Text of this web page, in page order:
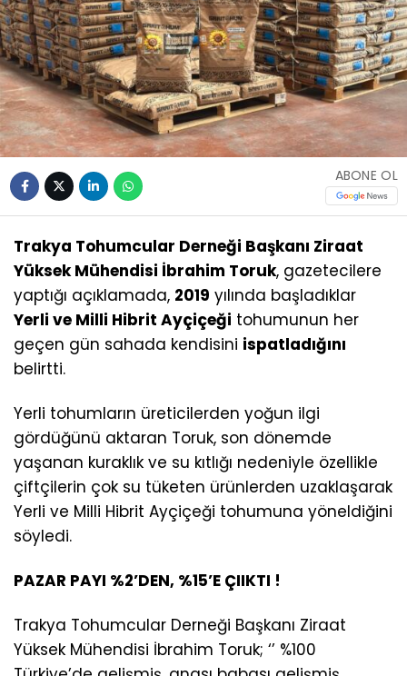
ABONE OL
Trakya Tohumcular Derneği Başkanı Ziraat
Yüksek Mühendisi İbrahim Toruk, gazetecilere
yaptığı açıklamada, 2019 yılında başladıklar
Yerli ve Milli Hibrit Ayçiçeği tohumunun her
geçen gün sahada kendisini ispatladığını
belirtti.
Yerli tohumların üreticilerden yoğun ilgi
gördüğünü aktaran Toruk, son dönemde
yaşanan kuraklık ve su kıtlığı nedeniyle özellikle
çiftçilerin çok su tüketen ürünlerden uzaklaşarak
Yerli ve Milli Hibrit Ayçiçeği tohumuna yöneldiğini
söyledi.
PAZAR PAYI %2’DEN, %15’E ÇIIKTI !
Trakya Tohumcular Derneği Başkanı Ziraat
Yüksek Mühendisi İbrahim Toruk; ‘’ %100